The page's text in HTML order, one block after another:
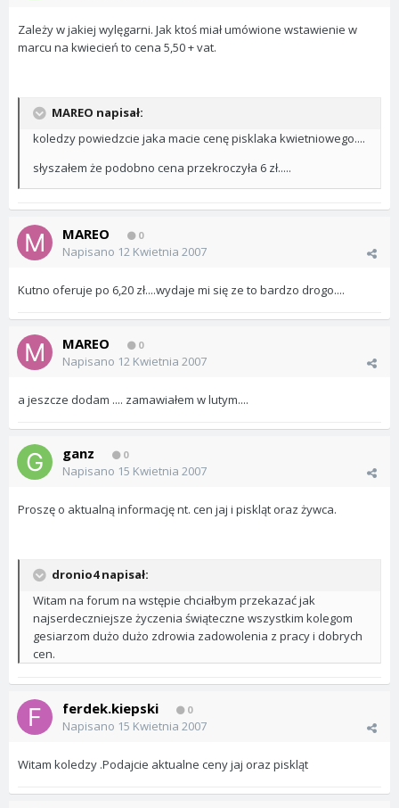
Zależy w jakiej wylęgarni. Jak ktoś miał umówione wstawienie w
marcu na kwiecień to cena 5,50 + vat.
MAREO napisał:
koledzy powiedzcie jaka macie cenę pisklaka kwietniowego....
słyszałem że podobno cena przekroczyła 6 zł.....
MAREO 0
Napisano 12 Kwietnia 2007
Kutno oferuje po 6,20 zł....wydaje mi się ze to bardzo drogo....
MAREO 0
Napisano 12 Kwietnia 2007
a jeszcze dodam .... zamawiałem w lutym....
ganz 0
Napisano 15 Kwietnia 2007
Proszę o aktualną informację nt. cen jaj i piskląt oraz żywca.
dronio4 napisał:
Witam na forum na wstępie chciałbym przekazać jak
najserdeczniejsze życzenia świąteczne wszystkim kolegom
gesiarzom dużo dużo zdrowia zadowolenia z pracy i dobrych
cen.
ferdek.kiepski 0
Napisano 15 Kwietnia 2007
Witam koledzy .Podajcie aktualne ceny jaj oraz piskląt